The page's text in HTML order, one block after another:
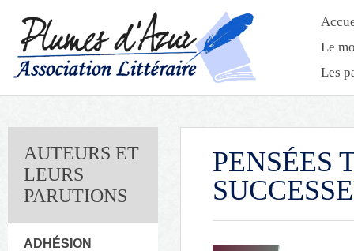
Le
Les
AUTEURS ET
LEURS
PARUTIONS
ADHÉSION
PENSÉES